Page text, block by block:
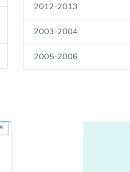
2012-2013
2003-2004
2005-2006